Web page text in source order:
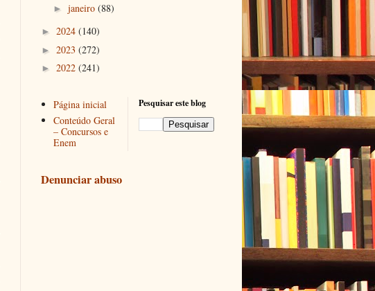
► janeiro (88)
► 2024 (140)
► 2023 (272)
► 2022 (241)
Página inicial
Conteúdo Geral
– Concursos e
Enem
Pesquisar este blog
Denunciar abuso